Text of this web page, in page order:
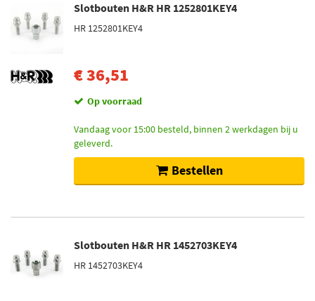
Slotbouten H&R HR 1252801KEY4
HR 1252801KEY4
€ 36,51
Op voorraad
Vandaag voor 15:00 besteld, binnen 2 werkdagen bij u
geleverd.
Bestellen
Slotbouten H&R HR 1452703KEY4
HR 1452703KEY4